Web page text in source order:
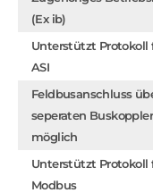
(Ex ib)
Unterstützt Protokoll
ASI
Feldbusanschluss
seperaten Buskoppler
möglich
Unterstützt Protokoll
Modbus